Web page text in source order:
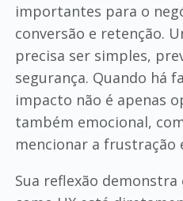
importantes para o
conversão e retenção.
precisa ser simples,
segurança. Quando há
impacto não é apenas
também emocional,
mencionar a frustração
Sua reflexão